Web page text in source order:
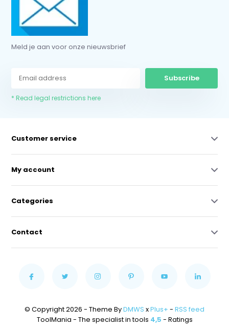
Meld je aan voor onze nieuwsbrief
Subscribe
* Read legal restrictions here
Customer service
My account
Categories
Contact
© Copyright 2026 - Theme ByDMWS xPlus+ - RSS feed
ToolMania - The specialist in tools 4,5 - Ratings